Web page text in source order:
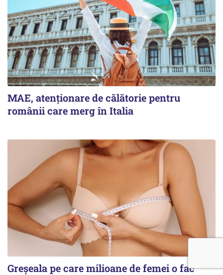
MAE, atenționare de călătorie pentru
românii care merg în Italia
Greșeala pe care milioane de femei o fac